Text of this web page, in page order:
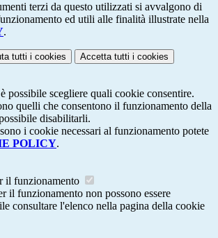
terzi da questo utilizzati si avvalgono di
ed utili alle finalità illustrate nella
.
tutti i cookies Accetta tutti i cookies
possibile scegliere quali cookie consentire.
quelli che consentono il funzionamento della
disabilitarli.
i cookie necessari al funzionamento potete
POLICY.
il funzionamento
il funzionamento non possono essere
consultare l'elenco nella pagina della cookie